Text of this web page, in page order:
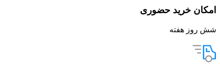
امکان خرید حضوری
شش روز هفته